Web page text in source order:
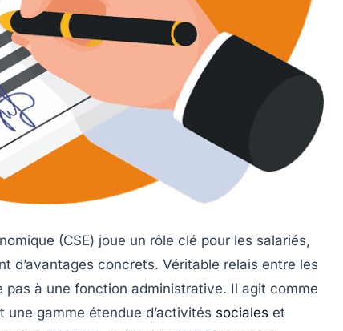
(CSE) joue un rôle clé pour les salariés,
d’avantages concrets. Véritable relais entre les
à une fonction administrative. Il agit comme
gamme étendue d’activités sociales et